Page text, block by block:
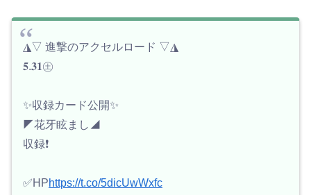
◮▽ 進撃のアクセルロード ▽◮
𝟓.𝟑𝟏㊏
✨収録カード公開✨
◤花牙眩まし◢
収録❗️
✅HPhttps://t.co/5dicUwWxfc